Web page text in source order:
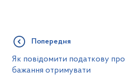
Попередня
Як повідомити податкову про
бажання отримувати